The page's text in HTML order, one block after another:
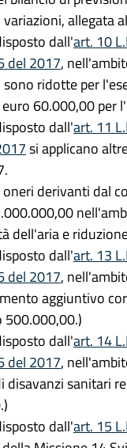
allegata
dall'art. 10
del 2017,
ridotte per
60.000,00 per
dall'art. 11
si applicano
derivanti dal
dell'aria e
dall'art. 13
del 2017,
aggiuntivo
500.000,00.)
dall'art. 14
del 2017,
disavanzi sanitari
dall'art. 15